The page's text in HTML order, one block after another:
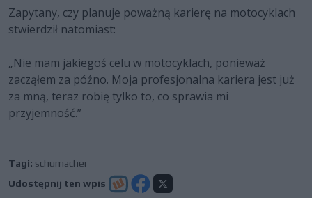
Zapytany, czy planuje poważną karierę na motocyklach
stwierdził natomiast:
„Nie mam jakiegoś celu w motocyklach, ponieważ
zacząłem za późno. Moja profesjonalna kariera jest już
za mną, teraz robię tylko to, co sprawia mi
przyjemność.”
Tagi: schumacher
Udostępnij ten wpis